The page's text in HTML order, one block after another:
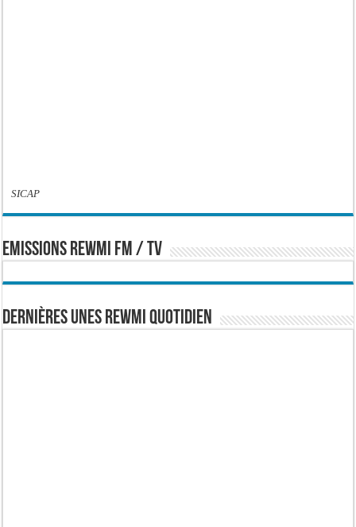
SICAP
EMISSIONS REWMI FM / TV
Dernières Unes Rewmi Quotidien